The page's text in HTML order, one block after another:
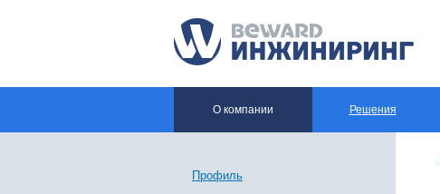
О компании Решения
Профиль